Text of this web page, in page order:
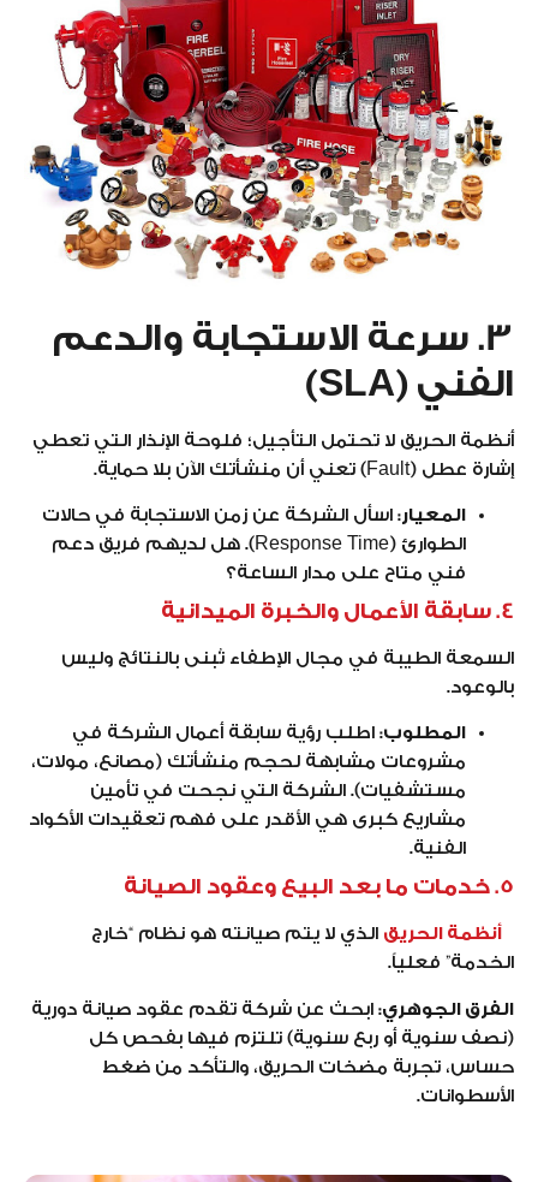
3. سرعة الاستجابة والدعم
الفني (SLA)
أنظمة الحريق لا تحتمل التأجيل؛ فلوحة الإنذار التي تعطي
إشارة عطل (Fault) تعني أن منشأتك الآن بلا حماية.
المعيار: اسأل الشركة عن زمن الاستجابة في حالات
الطوارئ (Response Time). هل لديهم فريق دعم
فني متاح على مدار الساعة؟
4. سابقة الأعمال والخبرة الميدانية
السمعة الطيبة في مجال الإطفاء تُبنى بالنتائج وليس
بالوعود.
المطلوب: اطلب رؤية سابقة أعمال الشركة في
مشروعات مشابهة لحجم منشأتك (مصانع، مولات،
مستشفيات). الشركة التي نجحت في تأمين
مشاريع كبرى هي الأقدر على فهم تعقيدات الأكواد
الفنية.
5. خدمات ما بعد البيع وعقود الصيانة
أنظمة الحريق الذي لا يتم صيانته هو نظام “خارج
الخدمة” فعلياً.
الفرق الجوهري: ابحث عن شركة تقدم عقود صيانة دورية
(نصف سنوية أو ربع سنوية) تلتزم فيها بفحص كل
حساس، تجربة مضخات الحريق، والتأكد من ضغط
الأسطوانات.